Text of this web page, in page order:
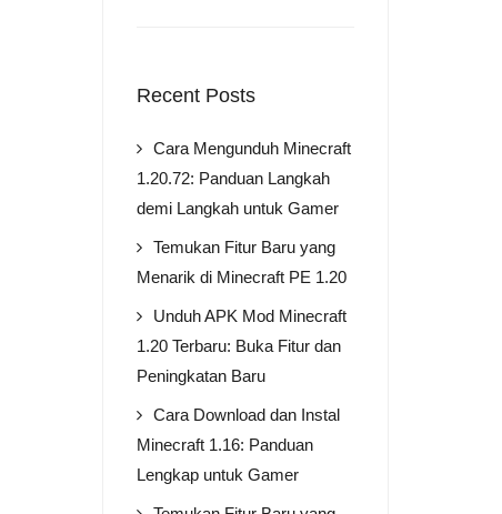
Recent Posts
Cara Mengunduh Minecraft
1.20.72: Panduan Langkah
demi Langkah untuk Gamer
Temukan Fitur Baru yang
Menarik di Minecraft PE 1.20
Unduh APK Mod Minecraft
1.20 Terbaru: Buka Fitur dan
Peningkatan Baru
Cara Download dan Instal
Minecraft 1.16: Panduan
Lengkap untuk Gamer